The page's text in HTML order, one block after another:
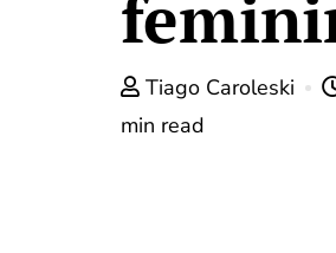
Tiago Caroleski
min read